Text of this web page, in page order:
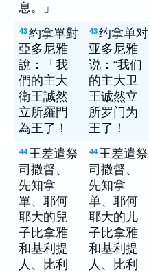
息。」
43約拿單對
亞多尼雅
說：「我
們的主大
衛王誠然
立所羅門
為王了！
43约拿单对
亚多尼雅
说：“我们
的主大卫
王诚然立
所罗门为
王了！
44王差遣祭
司撒督、
先知拿
單、耶何
耶大的兒
子比拿雅
和基利提
人、比利
44王差遣祭
司撒督、
先知拿
单、耶何
耶大的儿
子比拿雅
和基利提
人、比利